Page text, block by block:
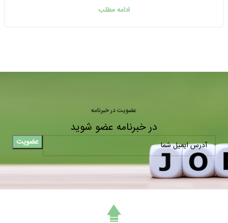
ادامه مطلب
عضویت در خبرنامه
در خبرنامه عضو شوید